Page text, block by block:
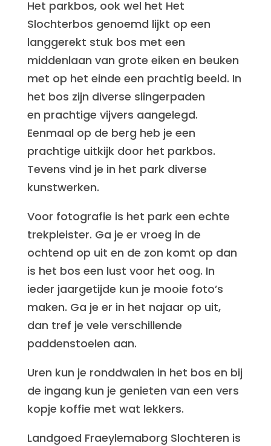
Het parkbos, ook wel het Het
Slochterbos genoemd lijkt op een
langgerekt stuk bos met een
middenlaan van grote eiken en beuken
met op het einde een prachtig beeld. In
het bos zijn diverse slingerpaden
en prachtige vijvers aangelegd.
Eenmaal op de berg heb je een
prachtige uitkijk door het parkbos.
Tevens vind je in het park diverse
kunstwerken.
Voor fotografie is het park een echte
trekpleister. Ga je er vroeg in de
ochtend op uit en de zon komt op dan
is het bos een lust voor het oog. In
ieder jaargetijde kun je mooie foto’s
maken. Ga je er in het najaar op uit,
dan tref je vele verschillende
paddenstoelen aan.
Uren kun je ronddwalen in het bos en bij
de ingang kun je genieten van een vers
kopje koffie met wat lekkers.
Landgoed Fraeylemaborg Slochteren is